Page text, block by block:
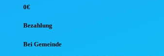
0€
Bezahlung
Bei Gemeinde